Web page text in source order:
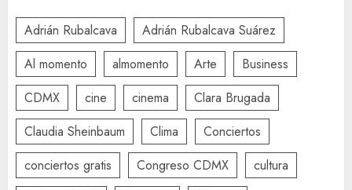
Adrián Rubalcava
Adrián Rubalcava Suárez
Al momento
almomento Arte
Business
CDMX
cine cinema
Clara Brugada
Claudia Sheinbaum
Clima
Conciertos
conciertos gratis
Congreso CDMX
cultura